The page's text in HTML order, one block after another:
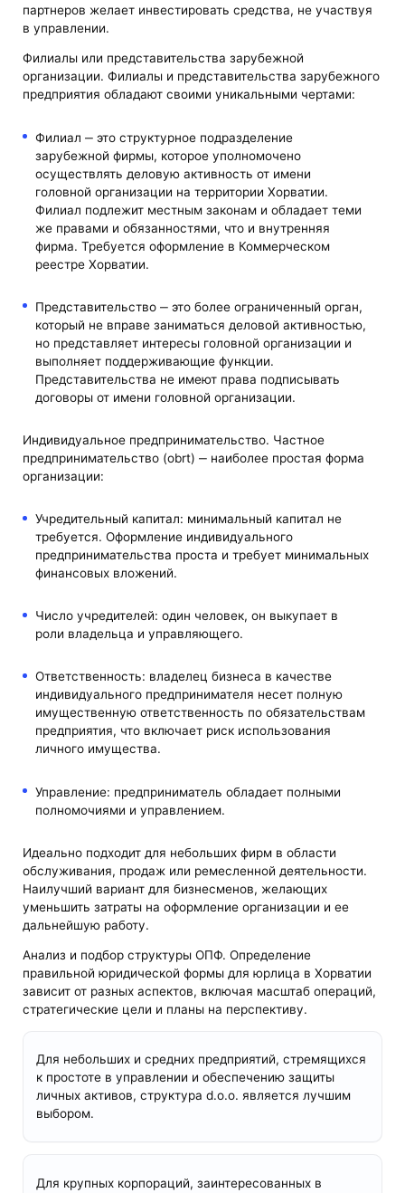
партнеров желает инвестировать средства, не участвуя
в управлении.
Филиалы или представительства зарубежной
организации. Филиалы и представительства зарубежного
предприятия обладают своими уникальными чертами:
Филиал ‒ это структурное подразделение
зарубежной фирмы, которое уполномочено
осуществлять деловую активность от имени
головной организации на территории Хорватии.
Филиал подлежит местным законам и обладает теми
же правами и обязанностями, что и внутренняя
фирма. Требуется оформление в Коммерческом
реестре Хорватии.
Представительство ‒ это более ограниченный орган,
который не вправе заниматься деловой активностью,
но представляет интересы головной организации и
выполняет поддерживающие функции.
Представительства не имеют права подписывать
договоры от имени головной организации.
Индивидуальное предпринимательство. Частное
предпринимательство (obrt) ‒ наиболее простая форма
организации:
Учредительный капитал: минимальный капитал не
требуется. Оформление индивидуального
предпринимательства проста и требует минимальных
финансовых вложений.
Число учредителей: один человек, он выкупает в
роли владельца и управляющего.
Ответственность: владелец бизнеса в качестве
индивидуального предпринимателя несет полную
имущественную ответственность по обязательствам
предприятия, что включает риск использования
личного имущества.
Управление: предприниматель обладает полными
полномочиями и управлением.
Идеально подходит для небольших фирм в области
обслуживания, продаж или ремесленной деятельности.
Наилучший вариант для бизнесменов, желающих
уменьшить затраты на оформление организации и ее
дальнейшую работу.
Анализ и подбор структуры ОПФ. Определение
правильной юридической формы для юрлица в Хорватии
зависит от разных аспектов, включая масштаб операций,
стратегические цели и планы на перспективу.
Для небольших и средних предприятий, стремящихся
к простоте в управлении и обеспечению защиты
личных активов, структура d.o.o. является лучшим
выбором.
Для крупных корпораций, заинтересованных в